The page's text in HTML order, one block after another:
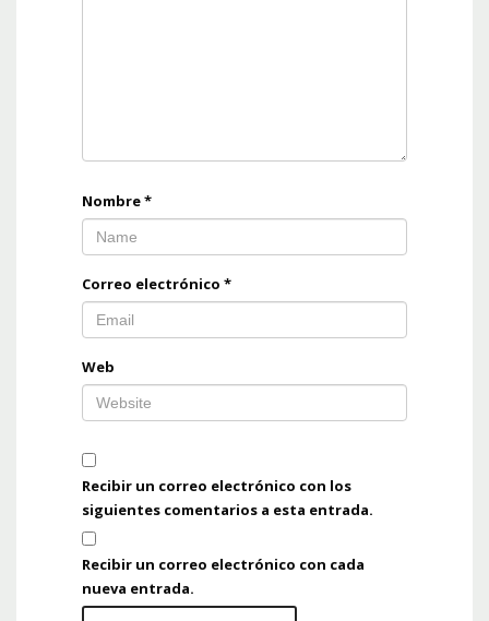
Nombre*
Correo electrónico *
Web
Recibir un correo electrónico con los
siguientes comentarios a esta entrada.
Recibir un correo electrónico con cada
nueva entrada.